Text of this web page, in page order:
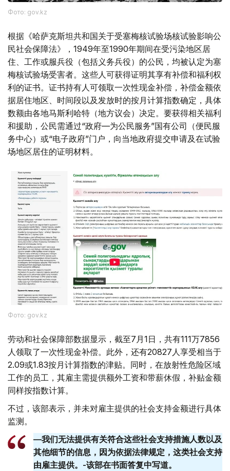
Фото: gov.kz
根据《哈萨克斯坦共和国关于受塞梅核试验场核试验影响公
民社会保障法》，1949年至1990年期间在受污染地区居
住、工作或服兵役（包括义务兵役）的公民，均被认定为塞
梅核试验场受害者。这些人可获得证明其享有补偿和福利权
利的证书。证书持有人可领取一次性现金补偿，补偿金额依
据居住地区、时间段以及发放时的按月计算指数确定，具体
数额由各地马斯利哈特（地方议会）决定。要获得相关福利
和援助，公民需通过“政府—为公民服务”国有公司（便民服
务中心）或“电子政府”门户，向当地政府提交申请及在试验
场地区居住的证明材料。
Фото: gov.kz
劳动和社会保障部数据显示，截至7月1日，共有111万7856
人领取了一次性现金补偿。此外，还有20827人享受相当于
2.09或1.83按月计算指数的津贴。同时，在放射性危险区域
工作的员工，其雇主需提供额外工资和带薪休假，补贴金额
同样按指数计算。
不过，该部表示，并未对雇主提供的社会支持金额进行具体
监测。
—我们无法提供有关符合这些社会支持措施人数以及
其他细节的信息，因为依据法律规定，这类社会支持
由雇主提供。-该部在书面答复中写道。